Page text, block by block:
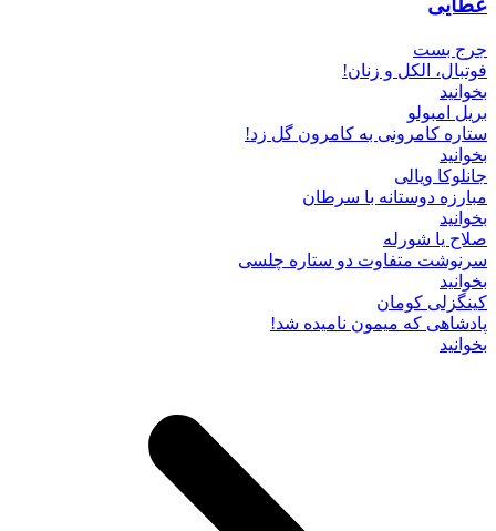
عطایی
جرج بست
فوتبال، الکل و زنان!
بخوانید
بریل امبولو
ستاره کامرونی به کامرون گل زد!
بخوانید
جانلوکا ویالی
مبارزه دوستانه با سرطان
بخوانید
صلاح یا شورله
سرنوشت متفاوت دو ستاره چلسی
بخوانید
کینگزلی کومان
پادشاهی که میمون نامیده شد!
بخوانید